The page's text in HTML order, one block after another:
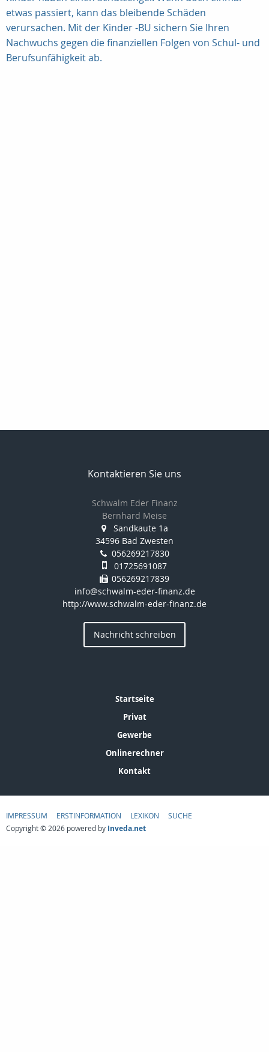
etwas passiert, kann das bleibende Schäden
verursachen. Mit der Kinder -BU sichern Sie Ihren
Nachwuchs gegen die finanziellen Folgen von Schul- und
Berufsunfähigkeit ab.
Kontaktieren Sie uns
Schwalm Eder Finanz
Bernhard Meise
Sandkaute 1a
34596 Bad Zwesten
056269217830
01725691087
056269217839
info@schwalm-eder-finanz.de
http://www.schwalm-eder-finanz.de
Nachricht schreiben
Startseite
Privat
Gewerbe
Onlinerechner
Kontakt
IMPRESSUM ERSTINFORMATION LEXIKON
SUCHE
Copyright © 2026 powered by Inveda.net